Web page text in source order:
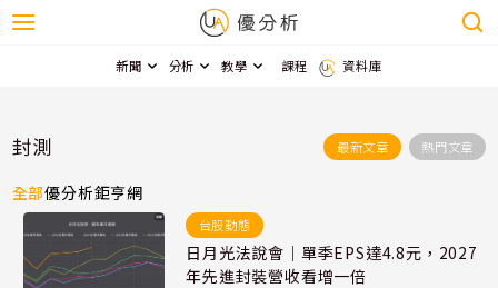
新聞 分析 教學 課程 資料庫
封測 最新文章 熱門文章
全部優分析鉅亨網
台股動態
日月光法說會｜單季EPS達4.8元，2027
年先進封裝營收看增一倍